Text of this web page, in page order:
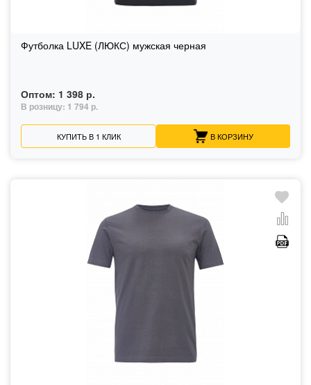
Футболка LUXE (ЛЮКС) мужская черная
Оптом: 1 398 р.
В розницу: 1 794 р.
КУПИТЬ В 1 КЛИК В КОРЗИНУ